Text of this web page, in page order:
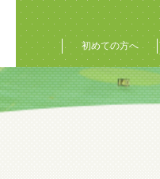
初めての方へ